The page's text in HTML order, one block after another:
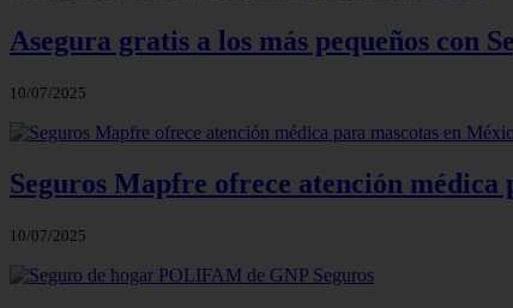
Asegura gratis a los más pequeños con
10/07/2025
Seguros Mapfre ofrece atención médica
10/07/2025